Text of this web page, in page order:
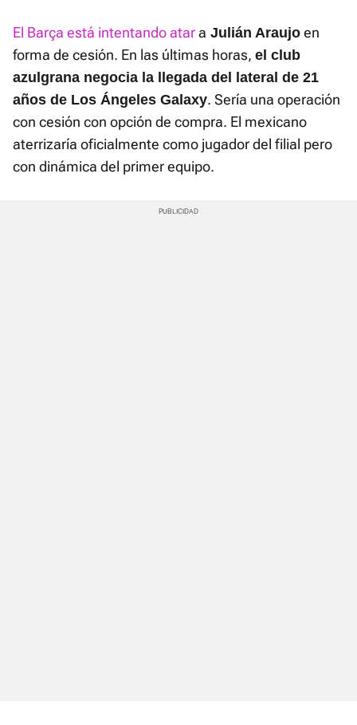
El Barça está intentando atara Julián Araujo en
forma de cesión. En las últimas horas, el club
azulgrana negocia la llegada del lateral de 21
años de Los Ángeles Galaxy. Sería una operación
con cesión con opción de compra. El mexicano
aterrizaría oficialmente como jugador del filial pero
con dinámica del primer equipo.